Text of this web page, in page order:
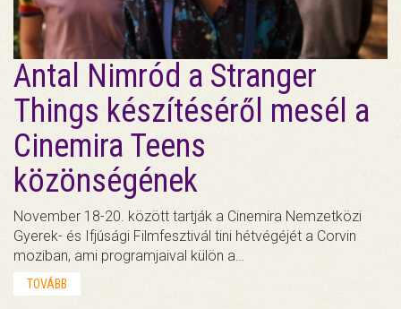
Antal Nimród a Stranger
Things készítéséről mesél a
Cinemira Teens
közönségének
November 18-20. között tartják a Cinemira Nemzetközi
Gyerek- és Ifjúsági Filmfesztivál tini hétvégéjét a Corvin
moziban, ami programjaival külön a…
TOVÁBB